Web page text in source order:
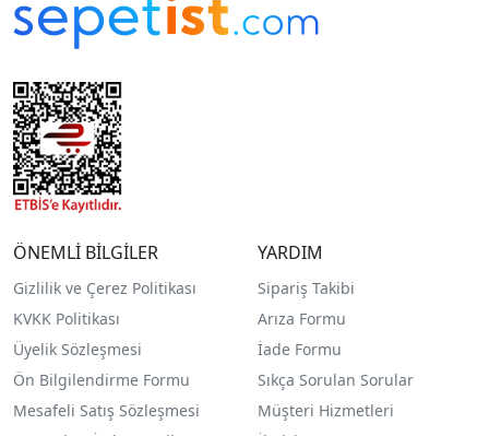
ÖNEMLİ BİLGİLER
Gizlilik ve Çerez Politikası
KVKK Politikası
Üyelik Sözleşmesi
Ön Bilgilendirme Formu
Mesafeli Satış Sözleşmesi
YARDIM
Sipariş Takibi
Arıza Formu
İade Formu
Sıkça Sorulan Sorular
Müşteri Hizmetleri